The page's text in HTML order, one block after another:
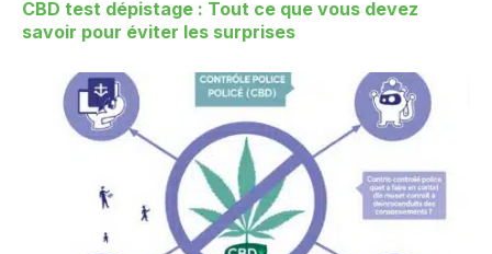
CBD test dépistage : Tout ce que vous devez
savoir pour éviter les surprises